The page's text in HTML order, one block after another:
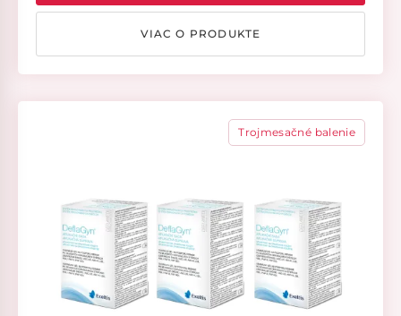
VIAC O PRODUKTE
Trojmesačné balenie